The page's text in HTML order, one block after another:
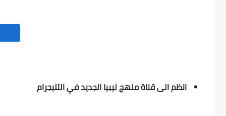
انظم الى قناة منهج ليبيا الجديد في التليجرام